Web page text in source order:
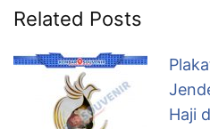
Related Posts
Haji